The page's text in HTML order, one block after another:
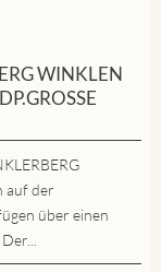
WINKLEN
auf der
über einen